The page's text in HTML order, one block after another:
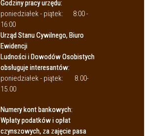
Godziny pracy urzędu:
poniedziałek - piątek:
8:00 -
16:00
Urząd Stanu Cywilnego, Biuro
Ewidencji
Ludności i Dowodów Osobistych
obsługuje interesantów:
poniedziałek - piątek:
8.00-
15.00
Numery kont bankowych:
Wpłaty podatków i opłat
czynszowych, za zajęcie pasa